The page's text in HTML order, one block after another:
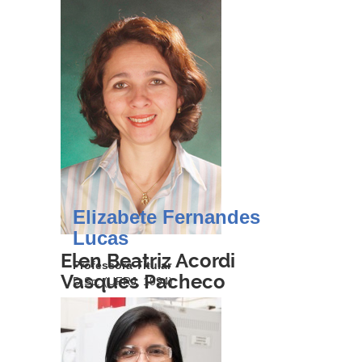
Elen Beatriz Acordi
Vasques Pacheco
Elizabete Fernandes
Lucas
Professora Titular
D.Sc. (UFRJ, 1994)